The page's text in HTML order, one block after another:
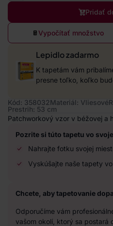
Pridať
Vypočítať množstvo
Lepidlo zadarmo
K tapetám vám
presne toľko, koľko
Kód: 358032Materiál: Vliesové
Prestrih: 53 cm
Patchworkový vzor v béžovej a
Pozrite si túto tapetu vo
Nahrajte fotku svojej
Vyskúšajte naše tapety
Chcete, aby tapetovanie
Odporučíme vám
vašom okolí, ktorý sa postará